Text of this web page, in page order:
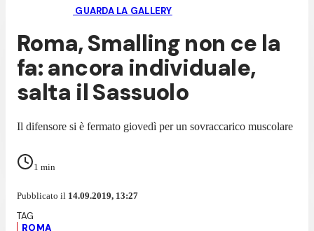
GUARDA LA GALLERY
Roma, Smalling non ce la
fa: ancora individuale,
salta il Sassuolo
Il difensore si è fermato giovedì per un sovraccarico muscolare
1 min
Pubblicato il 14.09.2019, 13:27
ROMA